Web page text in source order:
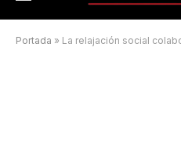
Portada » La relajación social colaboró